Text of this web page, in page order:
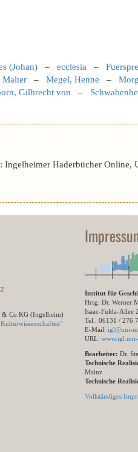
(Johan) – ecclesia –
Malter – Megel, Henne –
Gilbrecht von –
Haderbücher
& Co.KG (Ingelheim)
Institut für
Hrsg. Dr. Werner
Isaac-Fulda-Allee
Tel.: 06131 / 276
E-Mail: igl@uni-
URL:
Bearbeiter: Dr.
Technische
Mainz
Technische
Vollständiges